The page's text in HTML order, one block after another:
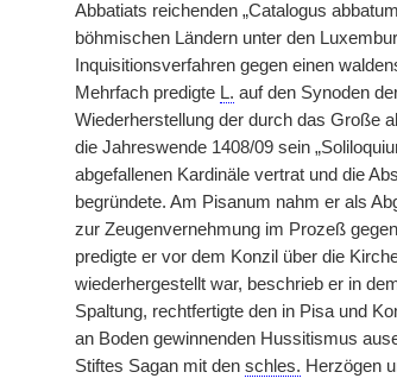
Abbatiats reichenden „Catalogus
böhmischen Ländern unter den
Inquisitionsverfahren gegen einen
Mehrfach predigte L. auf den Synoden
Wiederherstellung der durch das Große
die Jahreswende 1408/09 sein
abgefallenen Kardinäle vertrat und die
begründete. Am Pisanum nahm er als
zur Zeugenvernehmung im Prozeß
predigte er vor dem Konzil über die
wiederhergestellt war, beschrieb er in
Spaltung, rechtfertigte den in Pisa und
an Boden gewinnenden Hussitismus
Stiftes Sagan mit den schles. Herzögen